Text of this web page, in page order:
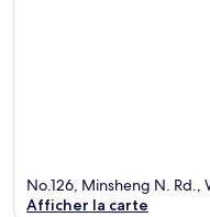
No.126, Minsheng N. Rd.,
Afficher la carte